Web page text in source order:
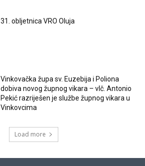
31. obljetnica VRO Oluja
Vinkovačka župa sv. Euzebija i Poliona
dobiva novog župnog vikara – vlč. Antonio
Pekić razriješen je službe župnog vikara u
Vinkovcima
Load more